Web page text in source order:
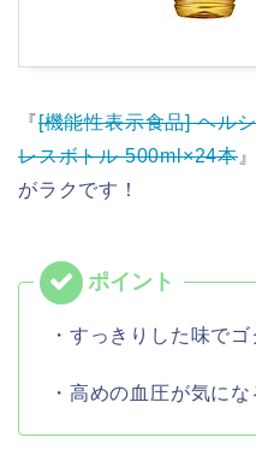
『[機能性表示食品] ヘル
レスボトル 500ml×24本
がラクです！
・すっきりした味でゴ
・高めの血圧が気に